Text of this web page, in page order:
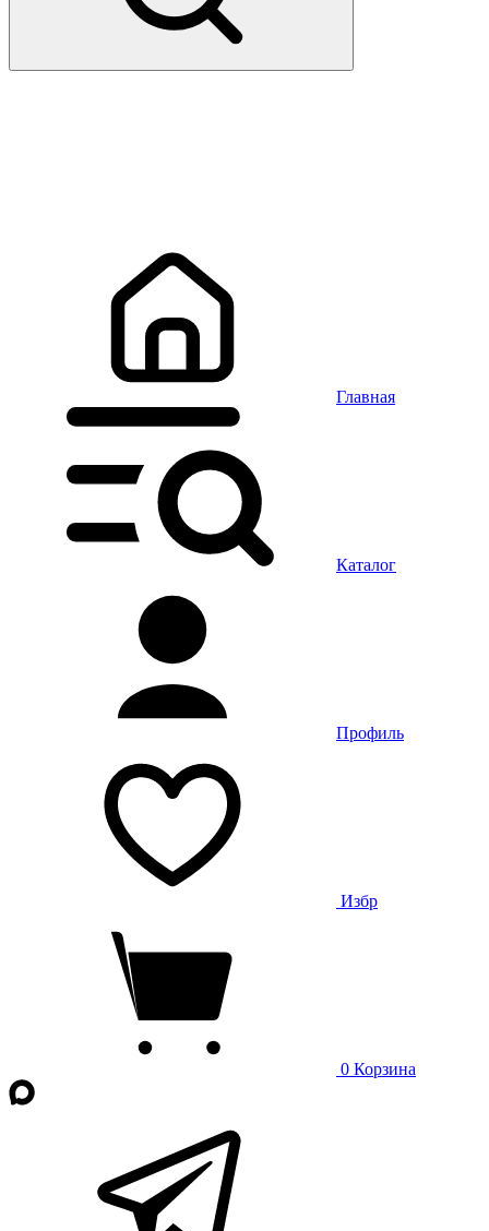
Главная
Каталог
Профиль
Избр
0 Корзина